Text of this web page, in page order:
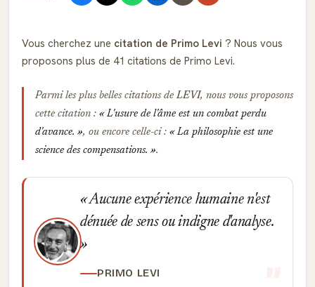
Vous cherchez une citation de Primo Levi ? Nous vous
proposons plus de 41 citations de Primo Levi.
Parmi les plus belles citations de LEVI, nous vous proposons
cette citation :
L'usure de l'âme est un combat perdu
d'avance.
, ou encore celle-ci :
La philosophie est une
science des compensations.
.
Aucune expérience humaine n'est
dénuée de sens ou indigne d'analyse.
PRIMO LEVI